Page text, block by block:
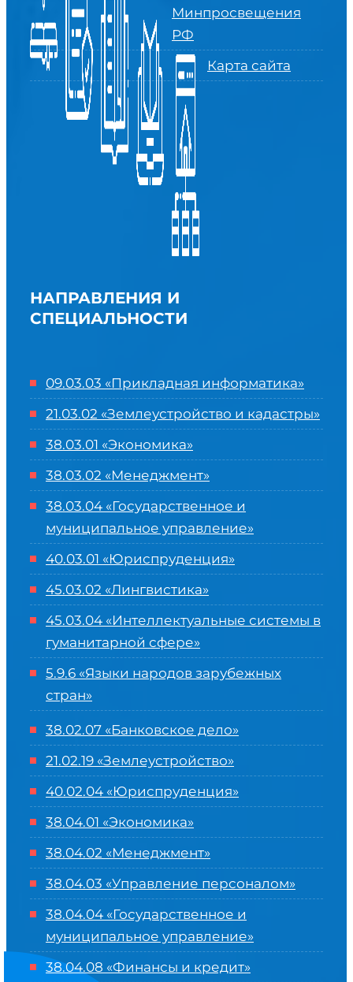
Минпросвещения
РФ
Карта сайта
НАПРАВЛЕНИЯ И
СПЕЦИАЛЬНОСТИ
09.03.03 «Прикладная информатика»
21.03.02 «Землеустройство и кадастры»
38.03.01 «Экономика»
38.03.02 «Менеджмент»
38.03.04 «Государственное и
муниципальное управление»
40.03.01 «Юриспруденция»
45.03.02 «Лингвистика»
45.03.04 «Интеллектуальные системы в
гуманитарной сфере»
5.9.6 «Языки народов зарубежных
стран»
38.02.07 «Банковское дело»
21.02.19 «Землеустройство»
40.02.04 «Юриспруденция»
38.04.01 «Экономика»
38.04.02 «Менеджмент»
38.04.03 «Управление персоналом»
38.04.04 «Государственное и
муниципальное управление»
38.04.08 «Финансы и кредит»